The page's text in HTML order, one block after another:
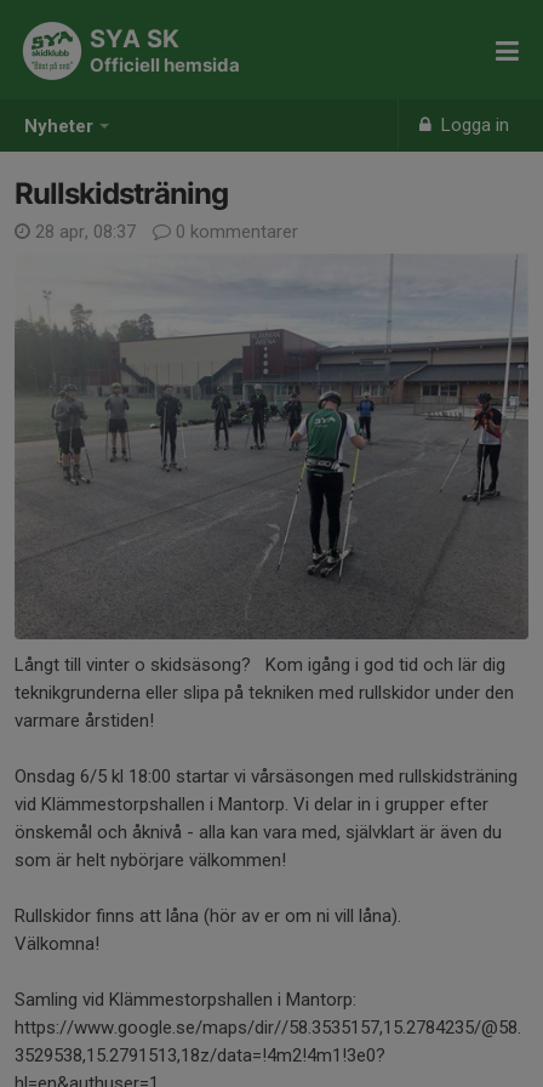
Nyheter Logga in
SYA SK
Officiell hemsida
Rullskidsträning
28 apr, 08:37 0 kommentarer
Långt till vinter o skidsäsong? Kom igång i god tid och lär dig
teknikgrunderna eller slipa på tekniken med rullskidor under den
varmare årstiden!
Onsdag 6/5 kl 18:00 startar vi vårsäsongen med rullskidsträning
vid Klämmestorpshallen i Mantorp. Vi delar in i grupper efter
önskemål och åknivå - alla kan vara med, självklart är även du
som är helt nybörjare välkommen!
Rullskidor finns att låna (hör av er om ni vill låna).
Välkomna!
Samling vid Klämmestorpshallen i Mantorp:
https://www.google.se/maps/dir//58.3535157,15.2784235/@58.
3529538,15.2791513,18z/data=!4m2!4m1!3e0?